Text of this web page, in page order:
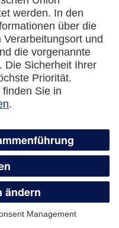
auf der
Miles &
zwischen